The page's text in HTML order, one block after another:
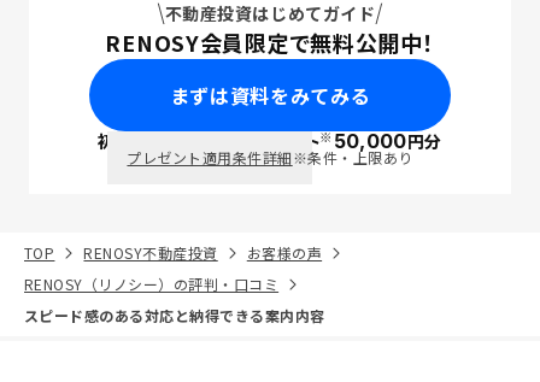
不動産投資はじめてガイド
RENOSY会員限定で無料公開中！
まずは資料をみてみる
初回面談で ポイント※50,000円分
プレゼント適用条件詳細※条件・上限あり
TOP RENOSY不動産投資
お客様の声
RENOSY（リノシー）の評判・口コミ
スピード感のある対応と納得できる案内内容